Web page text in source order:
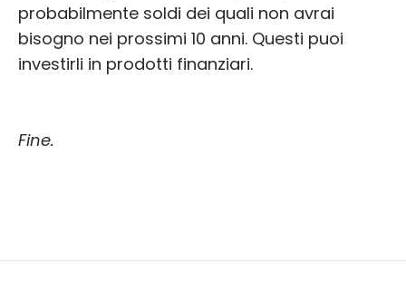
probabilmente soldi dei quali non avrai
bisogno nei prossimi 10 anni. Questi puoi
investirli in prodotti finanziari.
Fine.